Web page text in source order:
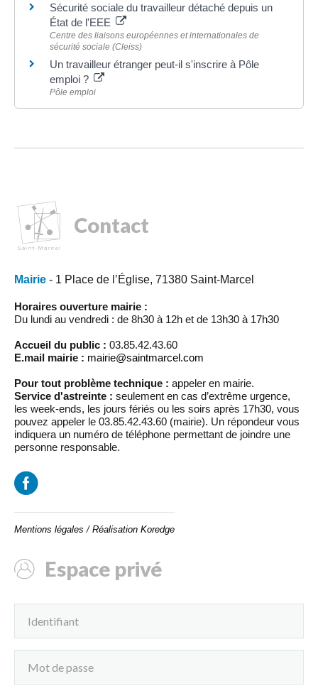
Sécurité sociale du travailleur détaché depuis un
État de l'EEE
Centre des liaisons européennes et internationales de
sécurité sociale (Cleiss)
Un travailleur étranger peut-il s'inscrire à Pôle
emploi ?
Pôle emploi
Contact
Mairie - 1 Place de l’Église, 71380 Saint-Marcel
Horaires ouverture mairie :
Du lundi au vendredi : de 8h30 à 12h et de 13h30 à 17h30
Accueil du public : 03.85.42.43.60
E.mail mairie : mairie@saintmarcel.com
Pour tout problème technique : appeler en mairie.
Service d'astreinte : seulement en cas d’extrême urgence,
les week-ends, les jours fériés ou les soirs après 17h30, vous
pouvez appeler le 03.85.42.43.60 (mairie). Un répondeur vous
indiquera un numéro de téléphone permettant de joindre une
personne responsable.
Mentions légales / Réalisation Koredge
Espace privé